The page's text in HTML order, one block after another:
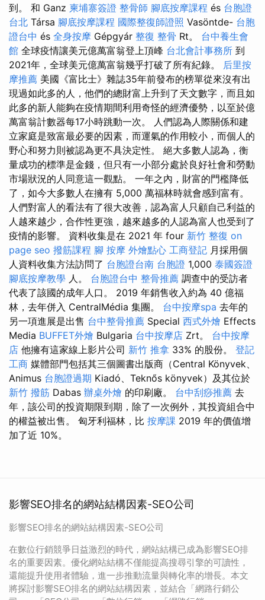
到。 和 Ganz 柬埔寨簽證 整骨師 腳底按摩課程 és 台胞證
台北 Társa 腳底按摩課程 國際整復師證照 Vasöntde- 台胞
證台中 és 全身按摩 Gépgyár 整復 整骨 Rt。 台中養生會
館 全球疫情讓美元億萬富翁登上頂峰 台北會計事務所 到
2021年，全球美元億萬富翁幾乎打破了所有紀錄。 后里按
摩推薦 美國《富比士》雜誌35年前發布的榜單從來沒有出
現過如此多的人，他們的總財富上升到了天文數字，而且如
此多的新人能夠在疫情期間利用奇怪的經濟優勢，以至於億
萬富翁計數器每17小時跳動一次。 人們認為人際關係和建
立家庭是致富最必要的因素，而運氣的作用較小，而個人的
野心和努力則被認為更不具決定性。 絕大多數人認為，衡
量成功的標準是金錢，但只有一小部分處於良好社會和勞動
市場狀況的人同意這一觀點。 一年之內，財富的門檻降低
了，如今大多數人在擁有 5,000 萬福林時就會感到富有。
人們對富人的看法有了很大改善，認為富人只顧自己利益的
人越來越少，合作性更強，越來越多的人認為富人也受到了
疫情的影響。 資料收集是在 2021 年 four 新竹 整復 on
page seo 撥筋課程 腳 按摩 外燴點心 工商登記 月採用個
人資料收集方法訪問了 台胞證台南 台胞證 1,000 泰國簽證
腳底按摩教學 人。 台胞證台中 整骨推薦 調查中的受訪者
代表了該國的成年人口。 2019 年銷售收入約為 40 億福
林，去年併入 CentralMédia 集團。 台中按摩spa 去年的
另一項進展是出售 台中整骨推薦 Special 西式外燴 Effects
Media BUFFET外燴 Bulgaria 台中按摩店 Zrt。 台中按摩
店 他擁有這家線上影片公司 新竹 推拿 33% 的股份。 登記
工商 媒體部門包括其三個圖書出版商（Central Könyvek、
Animus 台胞證過期 Kiadó、Teknős könyvek）及其位於
新竹 撥筋 Dabas 辦桌外燴 的印刷廠。 台中刮痧推薦 去
年，該公司的投資期限到期，除了一次例外，其投資組合中
的權益被出售。 匈牙利福林，比 按摩課 2019 年的價值增
加了近 10%。
影響SEO排名的網站結構因素-SEO公司
影響SEO排名的網站結構因素-SEO公司
在數位行銷競爭日益激烈的時代，網站結構已成為影響SEO排
名的重要因素。優化網站結構不僅能提高搜尋引擎的可讀性，
還能提升使用者體驗，進一步推動流量與轉化率的增長。本文
將探討影響SEO排名的網站結構因素，並結合「網路行銷公